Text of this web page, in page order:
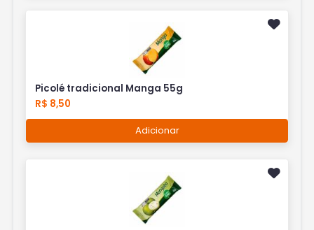
Picolé tradicional Manga 55g
R$ 8,50
Adicionar